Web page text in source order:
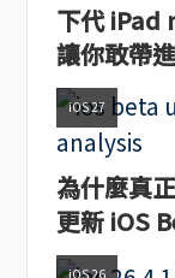
下代 iPad
讓你敢帶
iOS 27
為什麼真
更新 iOS
iOS 26